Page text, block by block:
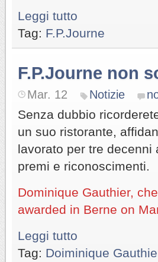
Leggi tutto
Tag: F.P.Journe
F.P.Journe non
Mar. 12 Notizie
Senza dubbio
un suo ristorante,
lavorato per tre decenni
premi e riconoscimenti.
Dominique Gauthier,
awarded in Berne on
Leggi tutto
Tag: Doiminique